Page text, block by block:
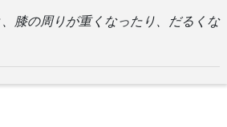
膝の周りが重くなったり、だるくな